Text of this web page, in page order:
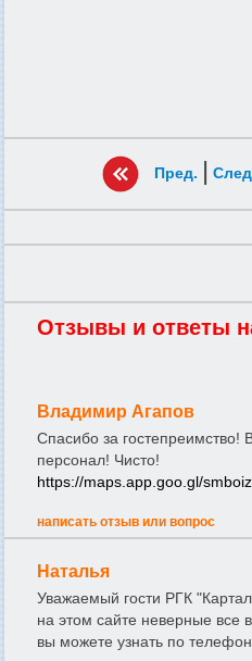
Пред. |
Отзывы и ответы
Владимир Агапов
Спасибо за гостепреимство!
персонал! Чисто!
https://maps.app.goo.gl/
написать отзыв или вопрос
Наталья
Уважаемый гости РГК
на этом сайте неверные
вы можете узнать по